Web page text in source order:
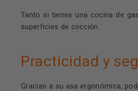
Tanto si tienes una cocina de
superficies de cocción.
Practicidad y
Gracias a su asa ergonómica,